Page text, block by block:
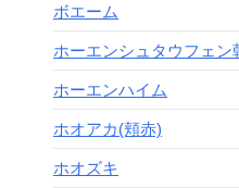
ボエーム
ホーエンシュタウフェン
ホーエンハイム
ホオアカ(頬赤)
ホオズキ